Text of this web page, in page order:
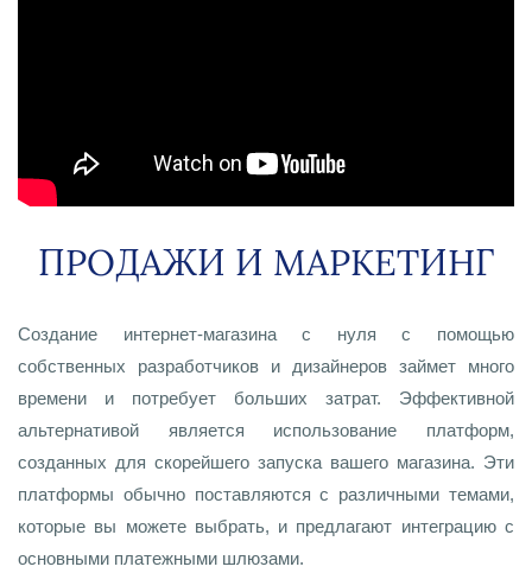
ПРОДАЖИ И МАРКЕТИНГ
Создание интернет-магазина с нуля с помощью
собственных разработчиков и дизайнеров займет много
времени и потребует больших затрат. Эффективной
альтернативой является использование платформ,
созданных для скорейшего запуска вашего магазина. Эти
платформы обычно поставляются с различными темами,
которые вы можете выбрать, и предлагают интеграцию с
основными платежными шлюзами.